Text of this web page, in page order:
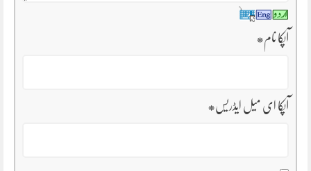
آپکا نام*
آپکا ای میل ایڈریس*